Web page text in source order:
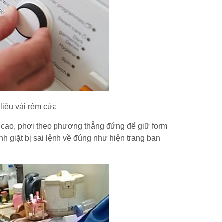
vải rèm cửa
phơi theo phương thẳng đứng để giữ form
giặt bị sai lệnh về đúng như hiện trang ban